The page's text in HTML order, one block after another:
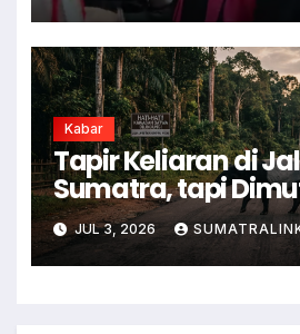
Kabar
Tapir Keliaran di
Sumatra, tapi
Warga
JUL 3, 2026